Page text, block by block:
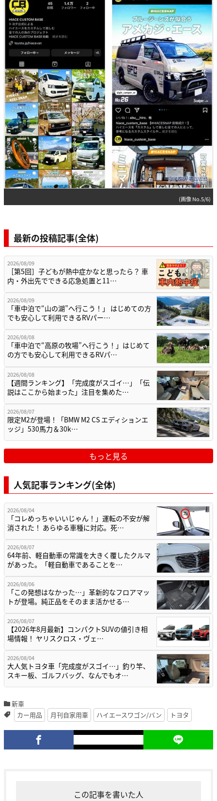
(画像 No.5/6)
最新の投稿記事(全体)
2026/08/09
［第5回］子どもが熱中症かなと思ったら？ 車
内・外出先でできる応急処置と11…
2026/08/09
「車中泊で“山の湖”へ行こう！」 はじめての方
でも安心して利用できるRVパー…
2026/08/08
「車中泊で“高原の牧場”へ行こう！」はじめて
の方でも安心して利用できるRVパ…
2026/08/08
【週間ランキング】「完成度がスゴイ…」「伝
説はここから始まった」注目を集めた…
2026/08/07
限定M2が登場！「BMW M2 CS エディションエ
ッジ」530馬力＆30k…
もっと見る
人気記事ランキング(全体)
2026/08/04
「コレめっちゃいいじゃん！」運転の不安が解
消された！ あらゆる車種に対応。死…
2026/08/07
64年前、軽自動車の常識を大きく覆したクルマ
があった。「軽自動車であることを…
2026/08/06
「この発想はなかった…」革新的なフロアマッ
トが登場。純正品をそのまま活かせる…
2026/08/07
【2026年8月最新】コンパクトSUVの値引き相
場情報！ ヤリスクロス・ヴェ…
2026/08/04
大人気トヨタ車「完成度がスゴイ…」釣り竿、
スキー板、ゴルフバッグ、なんでもオ…
新車
カー用品
月刊自家用車 ハイエースワゴン/バン トヨタ
この記事を書いた人